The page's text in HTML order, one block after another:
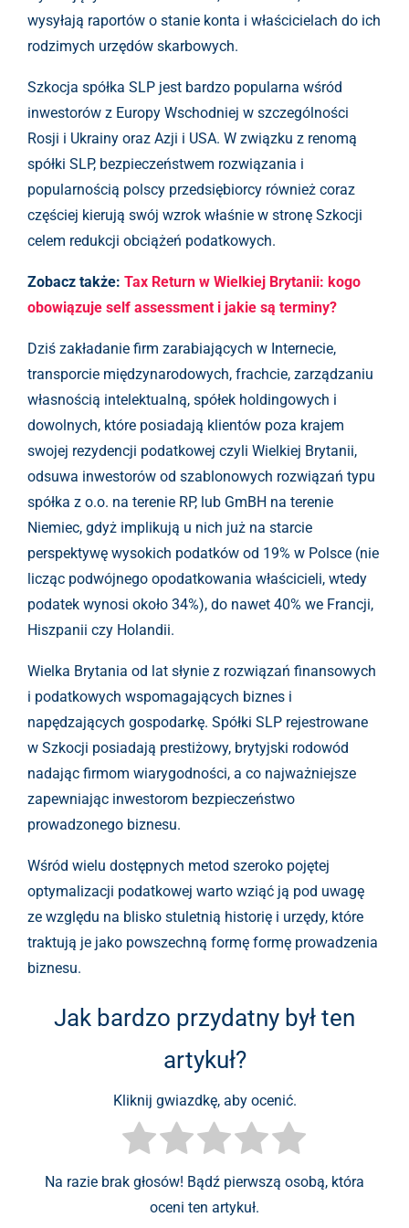
wysyłają raportów o stanie konta i właścicielach do ich
rodzimych urzędów skarbowych.
Szkocja spółka SLP jest bardzo popularna wśród
inwestorów z Europy Wschodniej w szczególności
Rosji i Ukrainy oraz Azji i USA. W związku z renomą
spółki SLP, bezpieczeństwem rozwiązania i
popularnością polscy przedsiębiorcy również coraz
częściej kierują swój wzrok właśnie w stronę Szkocji
celem redukcji obciążeń podatkowych.
Zobacz także: Tax Return w Wielkiej Brytanii: kogo
obowiązuje self assessment i jakie są terminy?
Dziś zakładanie firm zarabiających w Internecie,
transporcie międzynarodowych, frachcie, zarządzaniu
własnością intelektualną, spółek holdingowych i
dowolnych, które posiadają klientów poza krajem
swojej rezydencji podatkowej czyli Wielkiej Brytanii,
odsuwa inwestorów od szablonowych rozwiązań typu
spółka z o.o. na terenie RP, lub GmBH na terenie
Niemiec, gdyż implikują u nich już na starcie
perspektywę wysokich podatków od 19% w Polsce (nie
licząc podwójnego opodatkowania właścicieli, wtedy
podatek wynosi około 34%), do nawet 40% we Francji,
Hiszpanii czy Holandii.
Wielka Brytania od lat słynie z rozwiązań finansowych
i podatkowych wspomagających biznes i
napędzających gospodarkę. Spółki SLP rejestrowane
w Szkocji posiadają prestiżowy, brytyjski rodowód
nadając firmom wiarygodności, a co najważniejsze
zapewniając inwestorom bezpieczeństwo
prowadzonego biznesu.
Wśród wielu dostępnych metod szeroko pojętej
optymalizacji podatkowej warto wziąć ją pod uwagę
ze względu na blisko stuletnią historię i urzędy, które
traktują je jako powszechną formę formę prowadzenia
biznesu.
Jak bardzo przydatny był ten
artykuł?
Kliknij gwiazdkę, aby ocenić.
Na razie brak głosów! Bądź pierwszą osobą, która
oceni ten artykuł.